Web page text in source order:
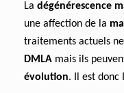
La dégénérescence
une affection de la
traitements actuels
DMLA mais ils
évolution. Il est donc